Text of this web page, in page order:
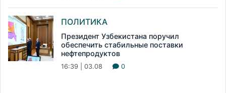
ПОЛИТИКА
Президент Узбекистана поручил
обеспечить стабильные поставки
нефтепродуктов
16:39 | 03.08 0